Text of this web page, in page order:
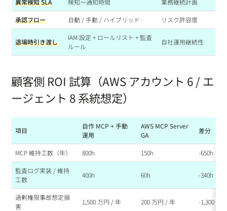
異常検知 SLA 検知〜通知時間 業務継続計画
承認フロー 自動 / 手動 / ハイブリッド リスク許容度
退場時引き渡し
IAM 設定 + ロールリスト + 監査
ルール
自社運用継続性
顧客側 ROI 試算（AWS アカウント 6 / エ
ージェント 8 系統想定）
項目
自作 MCP + 手動
運用
AWS MCP Server
GA
差分
MCP 維持工数（年） 800h 150h -650h
監査ログ実装 / 維持
工数
400h 60h -340h
過剰権限事故想定損
害
1,500 万円 / 年 200 万円 / 年 -1,300 万